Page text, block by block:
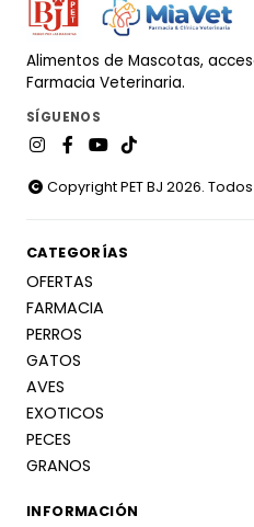
Alimentos de Mascotas,
Farmacia Veterinaria.
SÍGUENOS
Copyright PET BJ 2026.
CATEGORÍAS
OFERTAS
FARMACIA
PERROS
GATOS
AVES
EXOTICOS
PECES
GRANOS
INFORMACIÓN